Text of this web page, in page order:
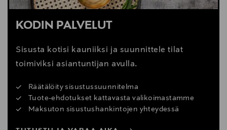
KODIN PALVELUT
Sisusta kotisi kauniiksi ja suunnittele tilat
toimiviksi asiantuntijan avulla.
Räätälöity sisustussuunnitelma
Tuote-ehdotukset kattavasta valikoimastamme
Maksuton sisustushankintojen yhteydessä